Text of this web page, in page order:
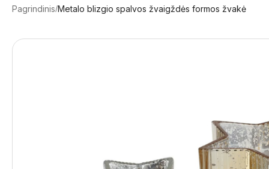
Pagrindinis Metalo blizgio spalvos žvaigždės formos žvakė